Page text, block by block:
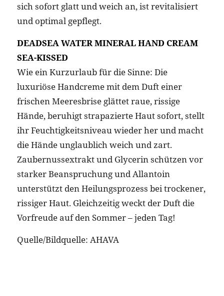
sich sofort glatt und weich an, ist revitalisiert
und optimal gepflegt.
DEADSEA WATER MINERAL HAND CREAM
SEA-KISSED
Wie ein Kurzurlaub für die Sinne: Die
luxuriöse Handcreme mit dem Duft einer
frischen Meeresbrise glättet raue, rissige
Hände, beruhigt strapazierte Haut sofort, stellt
ihr Feuchtigkeitsniveau wieder her und macht
die Hände unglaublich weich und zart.
Zaubernussextrakt und Glycerin schützen vor
starker Beanspruchung und Allantoin
unterstützt den Heilungsprozess bei trockener,
rissiger Haut. Gleichzeitig weckt der Duft die
Vorfreude auf den Sommer – jeden Tag!
Quelle/Bildquelle: AHAVA